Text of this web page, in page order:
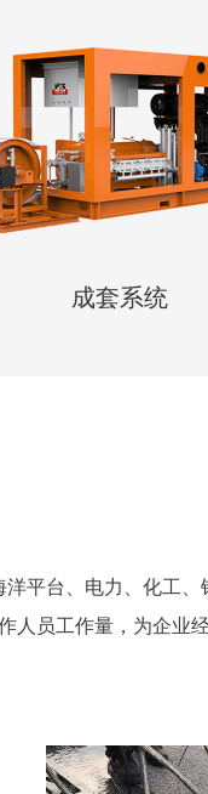
成套系统
平台、电力、化工、
人员工作量，为企业